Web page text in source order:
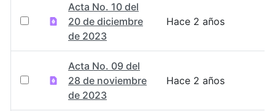
Acta No. 10 del
20 de diciembre
de 2023
Hace 2 años
Acta No. 09 del
28 de noviembre
de 2023
Hace 2 años